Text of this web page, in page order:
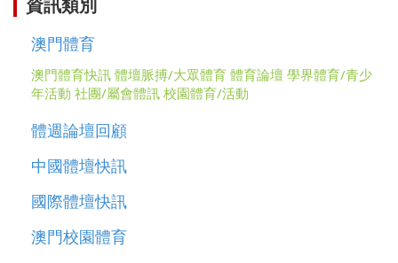
澳門體育
澳門體育快訊 體壇脈搏/大眾體育 體育論壇 學界體育/青少
年活動 社團/屬會體訊 校園體育/活動
體週論壇回顧
中國體壇快訊
國際體壇快訊
澳門校園體育